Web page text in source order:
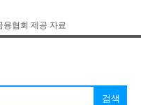
융협회 제공 자료